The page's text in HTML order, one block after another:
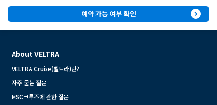
예약 가능 여부 확인 expand_circle_right
About VELTRA
VELTRA Cruise(벨트라)란?
자주 묻는 질문
MSC크루즈에 관한 질문